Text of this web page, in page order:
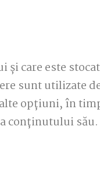
și care este
sunt utilizate
opțiuni, în
conținutului